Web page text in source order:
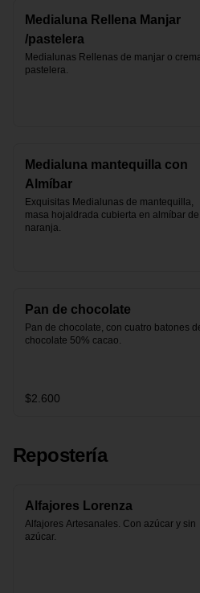
Medialuna Rellena Manjar
/pastelera
Medialunas Rellenas de manjar o
pastelera.
Medialuna mantequilla con
Almíbar
Exquisitas Medialunas de mantequilla,
masa hojaldrada cubierta en almíbar de
naranja.
Pan de chocolate
Pan de chocolate, con cuatro batones
chocolate 50% cacao.
$2.600
Repostería
Alfajores Lorenza
Alfajores Artesanales. Con azúcar y sin
azúcar.